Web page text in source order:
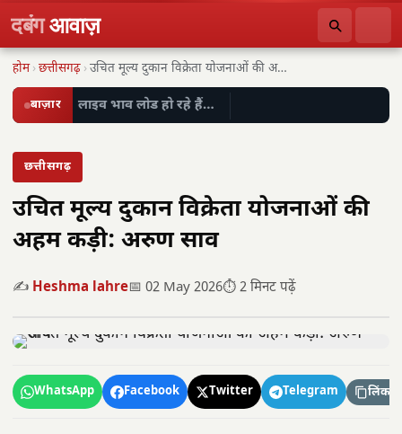
दबंगआवाज़
होम ›छत्तीसगढ़ › उचित मूल्य दुकान विक्रेता योजनाओं की अहम कड़ी:…
बाज़ार लाइव भाव लोड हो रहे हैं…
छत्तीसगढ़
उचित मूल्य दुकान विक्रेता योजनाओं की
अहम कड़ी: अरुण साव
✍️ Heshma lahre📅 02 May 2026⏱️ 2 मिनट पढ़ें
WhatsApp Facebook Twitter Telegram लिंक